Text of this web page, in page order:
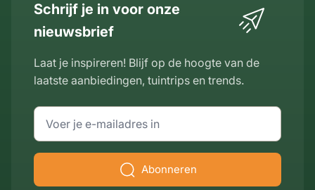
Schrijf je in voor onze
nieuwsbrief
Laat je inspireren! Blijf op de hoogte van de
laatste aanbiedingen, tuintrips en trends.
E-mailadres
Abonneren